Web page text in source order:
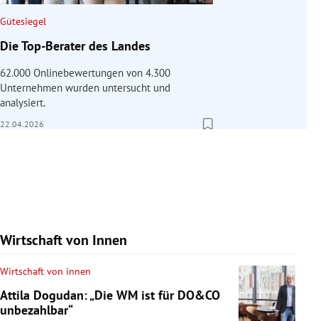
Gütesiegel
Die Top-Berater des Landes
62.000 Onlinebewertungen von 4.300
Unternehmen wurden untersucht und
analysiert.
22.04.2026
Wirtschaft von Innen
Wirtschaft von innen
Attila Dogudan: „Die WM ist für DO&CO
unbezahlbar“